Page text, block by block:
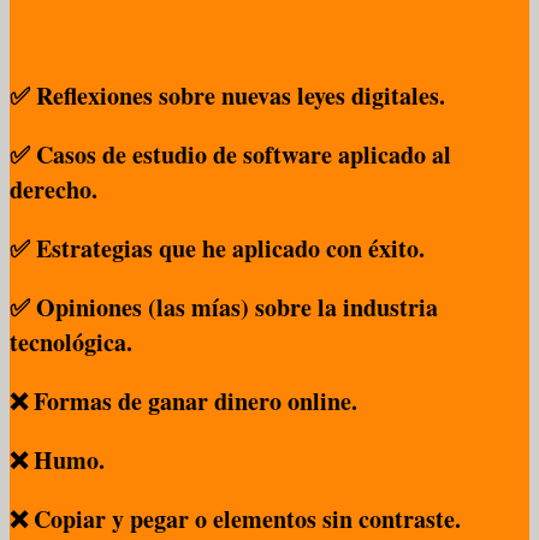
✅ Reflexiones sobre nuevas leyes digitales.
✅ Casos de estudio de software aplicado al
derecho.
✅ Estrategias que he aplicado con éxito.
✅ Opiniones (las mías) sobre la industria
tecnológica.
❌ Formas de ganar dinero online.
❌ Humo.
❌ Copiar y pegar o elementos sin contraste.